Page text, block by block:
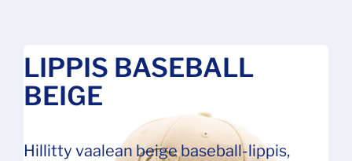
LIPPIS BASEBALL
BEIGE
Hillitty vaalean beige baseball-lippis,